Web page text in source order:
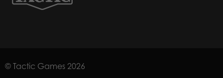
© Tactic Games 2026